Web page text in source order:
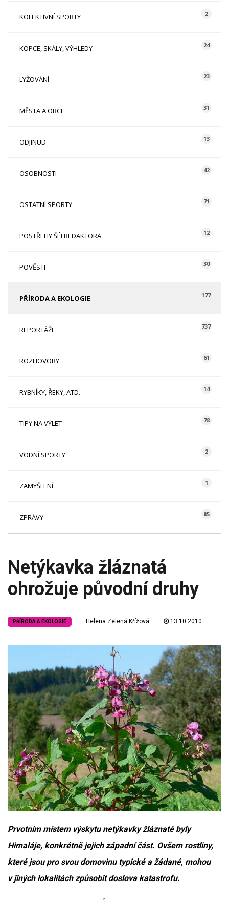
KOLEKTIVNÍ SPORTY 2
KOPCE, SKÁLY, VÝHLEDY 24
LYŽOVÁNÍ 23
MĚSTA A OBCE 31
ODJINUD 13
OSOBNOSTI 42
OSTATNÍ SPORTY 71
POSTŘEHY ŠÉFREDAKTORA 12
POVĚSTI 30
PŘÍRODA A EKOLOGIE 177
REPORTÁŽE 737
ROZHOVORY 61
RYBNÍKY, ŘEKY, ATD. 14
TIPY NA VÝLET 78
VODNÍ SPORTY 2
ZAMYŠLENÍ 1
ZPRÁVY 85
Netýkavka žláznatá
ohrožuje původní druhy
PŘÍRODA A EKOLOGIE Helena Zelená Křížová 13.10.2010
Prvotním místem výskytu netýkavky žláznaté byly
Himaláje, konkrétně jejich západní část. Ovšem rostliny,
které jsou pro svou domovinu typické a žádané, mohou
v jiných lokalitách způsobit doslova katastrofu.